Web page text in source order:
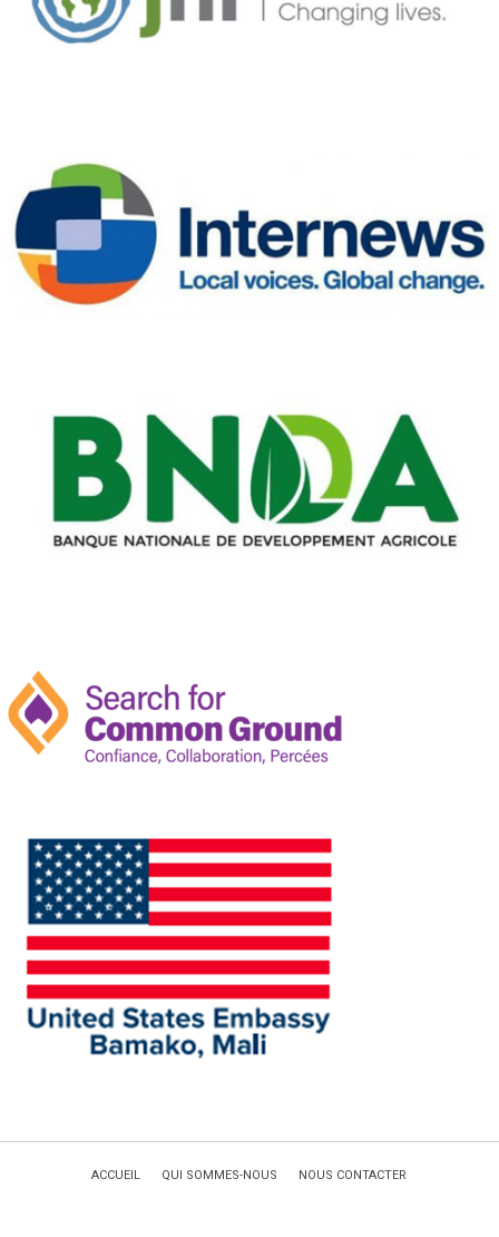
ACCUEIL QUI SOMMES-NOUS NOUS CONTACTER